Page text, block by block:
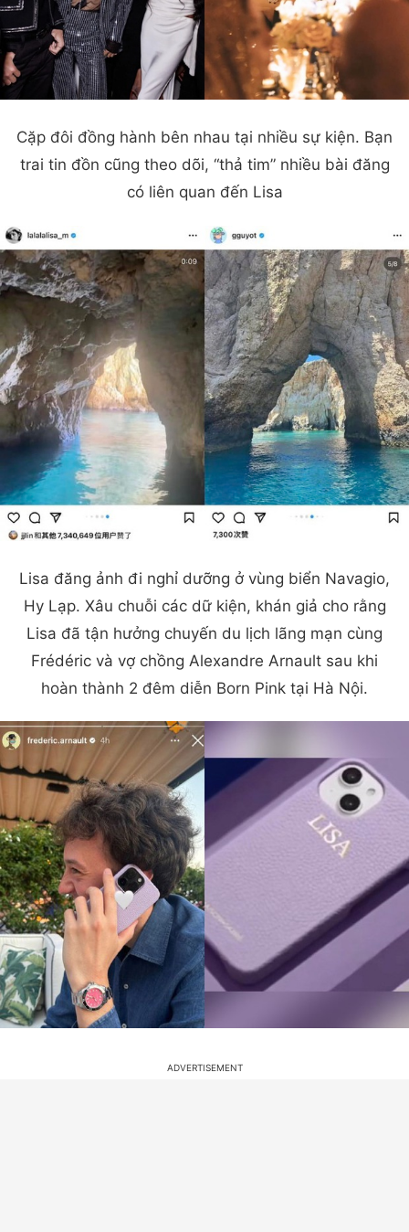
Cặp đôi đồng hành bên nhau tại nhiều sự kiện. Bạn
trai tin đồn cũng theo dõi, “thả tim” nhiều bài đăng
có liên quan đến Lisa
Lisa đăng ảnh đi nghỉ dưỡng ở vùng biển Navagio,
Hy Lạp. Xâu chuỗi các dữ kiện, khán giả cho rằng
Lisa đã tận hưởng chuyến du lịch lãng mạn cùng
Frédéric và vợ chồng Alexandre Arnault sau khi
hoàn thành 2 đêm diễn Born Pink tại Hà Nội.